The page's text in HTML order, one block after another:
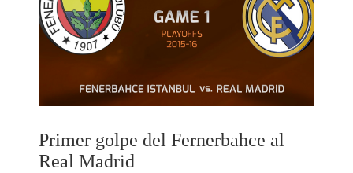
Primer golpe del Fernerbahce al
Real Madrid